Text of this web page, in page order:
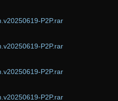
P2P.rar
P2P.rar
P2P.rar
P2P.rar